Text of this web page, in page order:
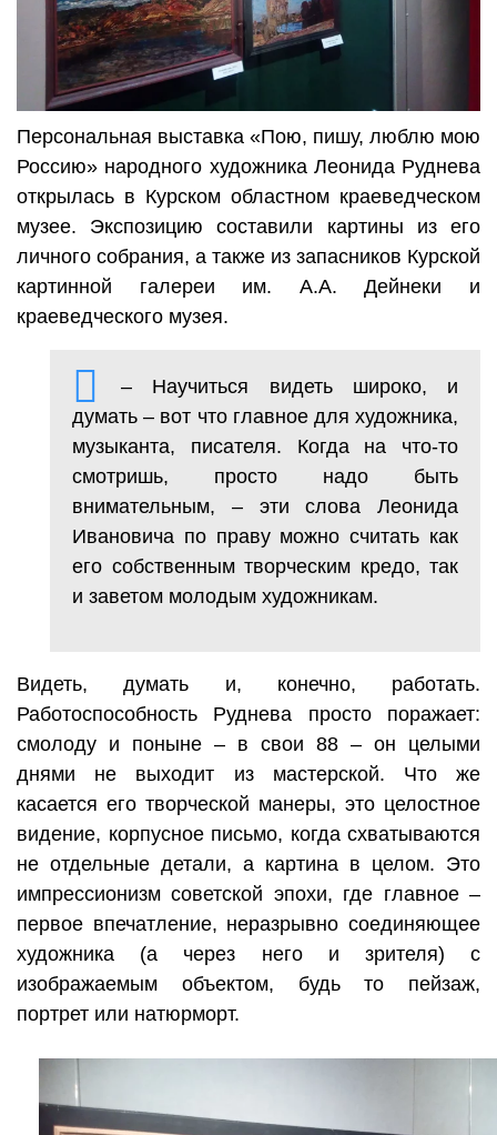
Персональная выставка «Пою, пишу, люблю мою
Россию» народного художника Леонида Руднева
открылась в Курском областном краеведческом
музее. Экспозицию составили картины из его
личного собрания, а также из запасников Курской
картинной галереи им. А.А. Дейнеки и
краеведческого музея.
– Научиться видеть широко, и
думать – вот что главное для художника,
музыканта, писателя. Когда на что-то
смотришь, просто надо быть
внимательным, – эти слова Леонида
Ивановича по праву можно считать как
его собственным творческим кредо, так
и заветом молодым художникам.
Видеть, думать и, конечно, работать.
Работоспособность Руднева просто поражает:
смолоду и поныне – в свои 88 – он целыми
днями не выходит из мастерской. Что же
касается его творческой манеры, это целостное
видение, корпусное письмо, когда схватываются
не отдельные детали, а картина в целом. Это
импрессионизм советской эпохи, где главное –
первое впечатление, неразрывно соединяющее
художника (а через него и зрителя) с
изображаемым объектом, будь то пейзаж,
портрет или натюрморт.